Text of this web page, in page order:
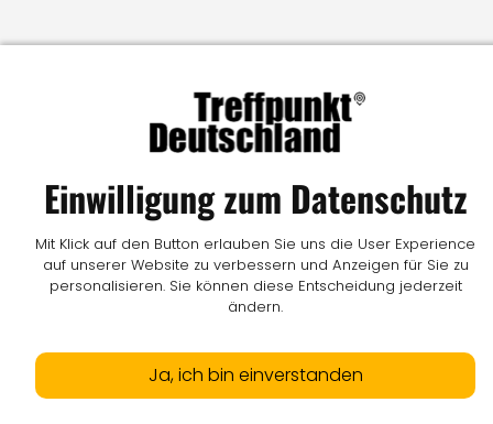
MediadatenIKontaktIVertrag widerrufen
© LW Medien GmbH
Einwilligung zum Datenschutz
Mit Klick auf den Button erlauben Sie uns die User Experience
auf unserer Website zu verbessern und Anzeigen für Sie zu
personalisieren. Sie können diese Entscheidung jederzeit
ändern.
Ja, ich bin einverstanden